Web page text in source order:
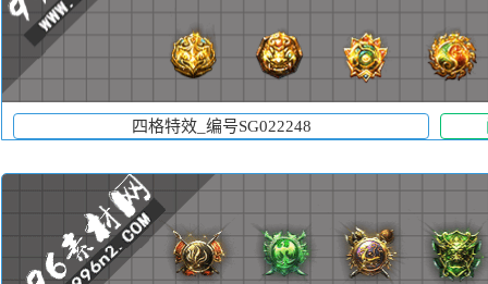
四格特效_编号SG022248